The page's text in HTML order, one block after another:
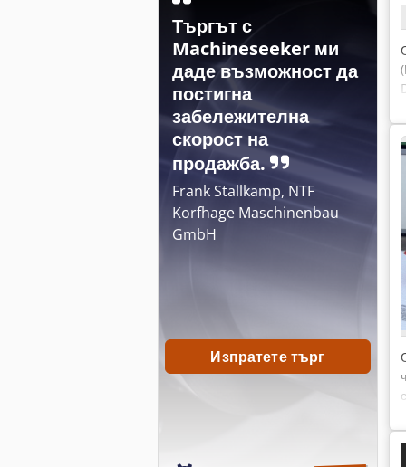
Търгът с
Machineseeker ми
даде възможност да
постигна
забележителна
скорост на
продажба.
Frank Stallkamp, NTF
Korfhage Maschinenbau
GmbH
Изпратете търг